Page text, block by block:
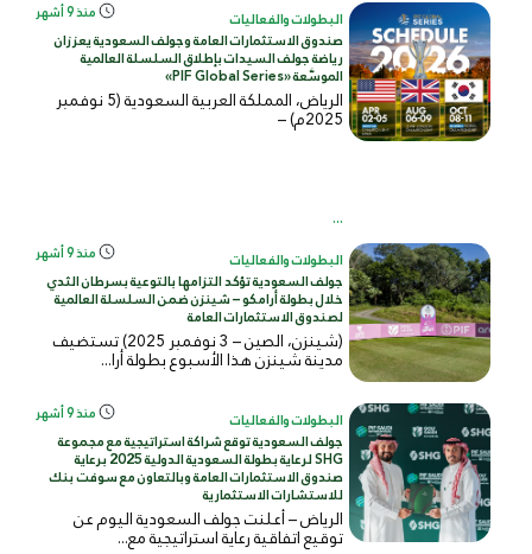
البطولات والفعاليات منذ 9 أشهر
صندوق الاستثمارات العامة وجولف السعودية يعززان
رياضة جولف السيدات بإطلاق السلسلة العالمية
الموسَّعة «PIF Global Series»
الرياض، المملكة العربية السعودية (5 نوفمبر
2025م) –
...
البطولات والفعاليات منذ 9 أشهر
جولف السعودية تؤكد التزامها بالتوعية بسرطان الثدي
خلال بطولة أرامكو – شينزن ضمن السلسلة العالمية
لصندوق الاستثمارات العامة
(شينزن، الصين – 3 نوفمبر 2025) تستضيف
مدينة شينزن هذا الأسبوع بطولة أرا...
البطولات والفعاليات منذ 9 أشهر
جولف السعودية توقع شراكة استراتيجية مع مجموعة
SHG لرعاية بطولة السعودية الدولية 2025 برعاية
صندوق الاستثمارات العامة وبالتعاون مع سوفت بنك
للاستشارات الاستثمارية
الرياض – أعلنت جولف السعودية اليوم عن
توقيع اتفاقية رعاية استراتيجية مع...